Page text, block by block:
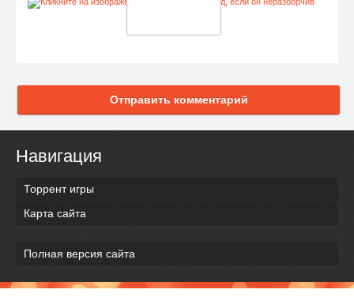
Отправить комментарий
Навигация
Торрент игры
Карта сайта
Полная версия сайта